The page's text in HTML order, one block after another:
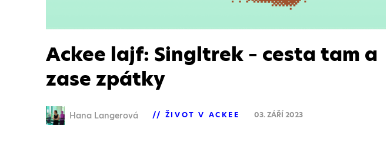
Ackee lajf: Singltrek – cesta tam a
zase zpátky
Hana Langerová ŽIVOT V ACKEE 03. ZÁŘÍ 2023